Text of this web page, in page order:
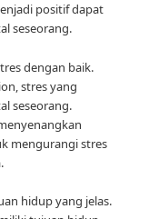
positif dapat
seseorang.
dengan baik.
stres yang
seseorang.
mengurangi stres
hidup yang jelas.